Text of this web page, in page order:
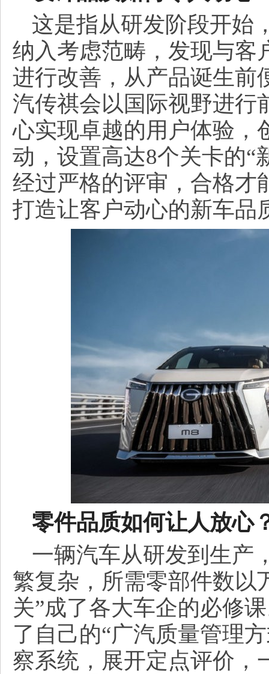
这是指从研发阶段开始
纳入考虑范畴，发现与客
进行改善，从产品诞生前
汽传祺会以国际视野进行
心实现卓越的用户体验，
动，设置高达8个关卡的“
经过严格的评审，合格才
打造让客户动心的新车品
零件品质如何让人放心
一辆汽车从研发到生产
繁复杂，所需零部件数以
关”成了各大车企的必修
了自己的“广汽质量管理
察系统，展开定点评价，